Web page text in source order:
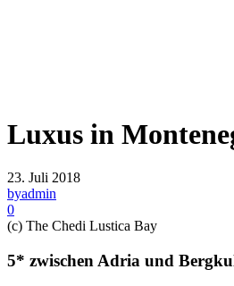
Luxus in
23. Juli 2018
byadmin
0
(c) The Chedi Lustica Bay
5* zwischen Adria und